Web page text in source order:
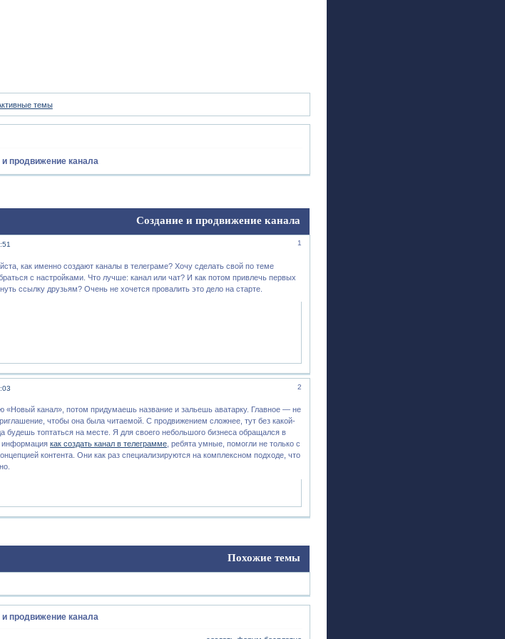
темы
продвижение канала
Создание и продвижение канала
1
как именно создают каналы в телеграме? Хочу сделать свой по теме
с настройками. Что лучше: канал или чат? И как потом привлечь первых
ссылку друзьям? Очень не хочется провалить это дело на старте.
2
«Новый канал», потом придумаешь название и зальешь аватарку. Главное — не
чтобы она была читаемой. С продвижением сложнее, тут без какой-
будешь топтаться на месте. Я для своего небольшого бизнеса обращался в
информациякак создать канал в телеграмме , ребята умные, помогли не только с
контента. Они как раз специализируются на комплексном подходе, что
Похожие темы
продвижение канала